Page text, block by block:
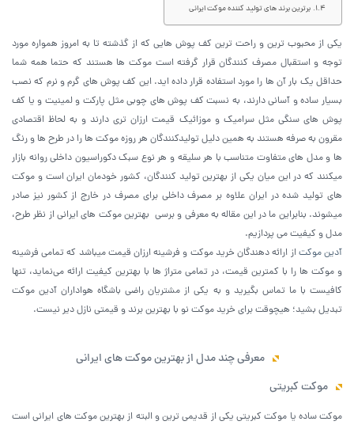
برترین برند های تولید کننده موکت ایرانی
یکی از محبوب ترین و راحت ترین کف پوش هایی که از گذشته تا به امروز همواره مورد
توجه و استقبال مصرف کنندگان قرار گرفته است موکت ها هستند که حتما همه شما
حداقل یک بار آن ها را مورد استفاده قرار داده اید. این کف پوش های گرم و نرم که نصب
بسیار ساده و آسانی دارند، به نسبت کف پوش های چوبی مثل پارکت و لمینیت و یا کف
پوش های سنگی مثل سرامیک و موزائیک قیمت ارزان تری دارند و به لحاظ اقتصادی
مقرون به صرفه هستند به همین دلیل تولیدکنندگان هر روزه موکت ها را در طرح ها و رنگ
ها و مدل های متفاوت متناسب با هر سلیقه و هر نوع سبک دکوراسیون داخلی روانه بازار
میکنند که در این میان یکی از بهترین تولید کنندگان، کشور خودمان ایران است و موکت
های تولید شده در ایران علاوه بر مصرف داخلی برای مصرف در خارج از کشور نیز صادر
میشوند. بنابراین ما در این مقاله به معرفی و برسی بهترین موکت های ایرانی از نظر طرح،
مدل و کیفیت می پردازیم.
آدین موکتاز ارائه دهندگان خرید موکت و فرشینه ارزان قیمت میباشد که تمامی فرشینه
و موکت ها را با کمترین قیمت، در تمامی متراژ ها با بهترین کیفیت ارائه می‌نماید، تنها
کافیست با ما تماس بگیرید و به یکی از مشتریان راضی باشگاه هواداران آدین موکت
تبدیل بشید؛ هیچوقت برای خرید موکت نو با بهترین برند و قیمتی نازل دیر نیست.
معرفی چند مدل از بهترین موکت های ایرانی
موکت کبریتی
موکت ساده یا موکت کبریتی یکی از قدیمی ترین و البته از بهترین موکت های ایرانی است